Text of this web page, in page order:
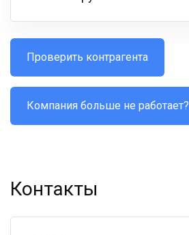
Проверить контрагента
Компания больше не работает?
Контакты